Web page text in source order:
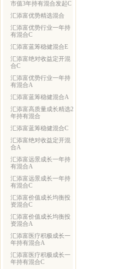
市值3年持有混合发起C
汇添富优势精选混合
汇添富优势行业一年持
有混合C
汇添富蓝筹稳健混合E
汇添富绝对收益定开混
合C
汇添富优势行业一年持
有混合A
汇添富蓝筹稳健混合A
汇添富高质量成长精选2
年持有混合
汇添富蓝筹稳健混合C
汇添富绝对收益定开混
合A
汇添富远景成长一年持
有混合A
汇添富远景成长一年持
有混合C
汇添富价值成长均衡投
资混合C
汇添富价值成长均衡投
资混合A
汇添富医疗积极成长一
年持有混合A
汇添富医疗积极成长一
年持有混合C